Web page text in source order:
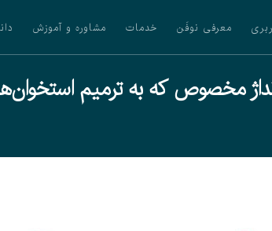
معرفی نوفَن خدمات مشاوره و آموزش
مخصوص که به ترمیم